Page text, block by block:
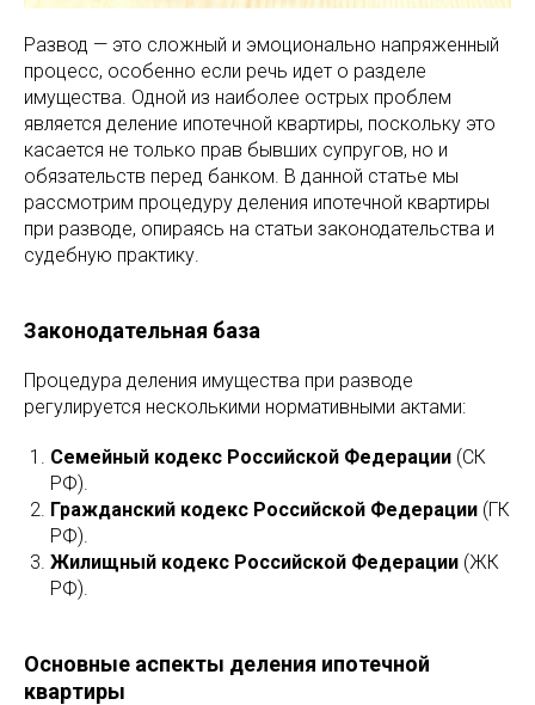
Развод — это сложный и эмоционально напряженный
процесс, особенно если речь идет о разделе
имущества. Одной из наиболее острых проблем
является деление ипотечной квартиры, поскольку это
касается не только прав бывших супругов, но и
обязательств перед банком. В данной статье мы
рассмотрим процедуру деления ипотечной квартиры
при разводе, опираясь на статьи законодательства и
судебную практику.
Законодательная база
Процедура деления имущества при разводе
регулируется несколькими нормативными актами:
Семейный кодекс Российской Федерации (СК
РФ).
Гражданский кодекс Российской Федерации (ГК
РФ).
Жилищный кодекс Российской Федерации (ЖК
РФ).
Основные аспекты деления ипотечной
квартиры